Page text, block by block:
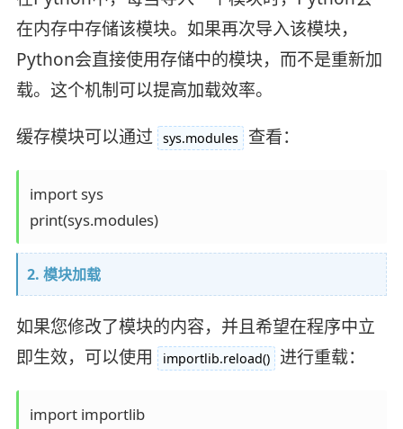
在内存中存储该模块。如果再次导入该模块，
Python会直接使用存储中的模块，而不是重新加
载。这个机制可以提高加载效率。
缓存模块可以通过 sys.modules 查看：
import sys
print(sys.modules)
2. 模块加载
如果您修改了模块的内容，并且希望在程序中立
即生效，可以使用
importlib.reload() 进行重载：
import importlib